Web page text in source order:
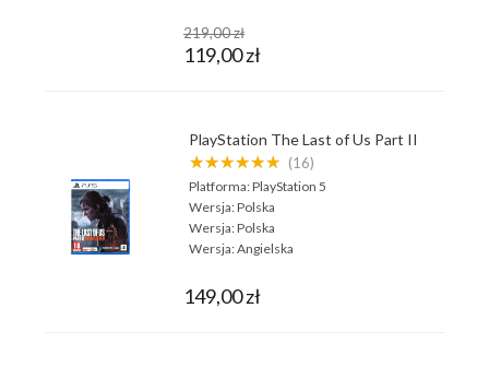
219,00 zł
119,00 zł
PlayStation The Last of Us Part II
★★★★★★ (16)
Platforma:PlayStation 5
Wersja:Polska
Wersja:Polska
Wersja:Angielska
149,00 zł